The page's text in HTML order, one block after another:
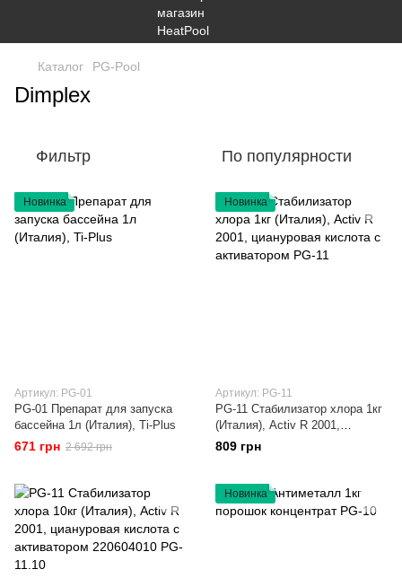
Каталог PG-Pool
Dimplex
Фильтр По популярности
Новинка
Артикул: PG-01
PG-01 Препарат для запуска
бассейна 1л (Италия), Ti-Plus
671 грн 2 692 грн
Новинка
Артикул: PG-11
PG-11 Стабилизатор хлора 1кг
(Италия), Activ R 2001,
циануровая кислота с
активатором PG-11
809 грн
Новинка